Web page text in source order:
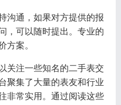
沟通，如果对方提供的报
，可以随时提出。专业的
方案。
关注一些知名的二手表交
聚集了大量的表友和行业
非常实用。通过阅读这些